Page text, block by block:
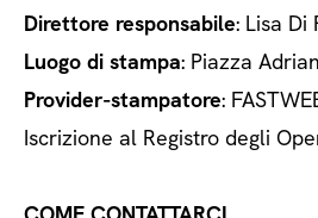
Direttore responsabile: Lisa Di
Luogo di stampa: Piazza
Provider-stampatore:
Iscrizione al Registro degli